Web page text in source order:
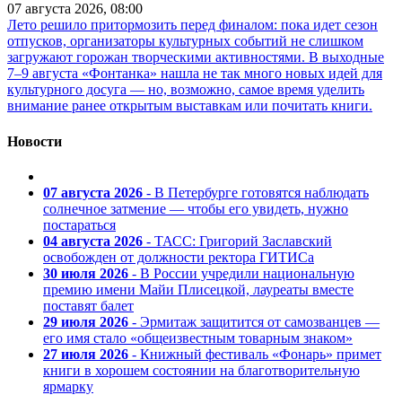
07 августа 2026, 08:00
Лето решило притормозить перед финалом: пока идет сезон
отпусков, организаторы культурных событий не слишком
загружают горожан творческими активностями. В выходные
7–9 августа «Фонтанка» нашла не так много новых идей для
культурного досуга — но, возможно, самое время уделить
внимание ранее открытым выставкам или почитать книги.
Новости
07 августа 2026 - В Петербурге готовятся наблюдать
солнечное затмение — чтобы его увидеть, нужно
постараться
04 августа 2026 - ТАСС: Григорий Заславский
освобожден от должности ректора ГИТИСа
30 июля 2026 - В России учредили национальную
премию имени Майи Плисецкой, лауреаты вместе
поставят балет
29 июля 2026 - Эрмитаж защитится от самозванцев —
его имя стало «общеизвестным товарным знаком»
27 июля 2026 - Книжный фестиваль «Фонарь» примет
книги в хорошем состоянии на благотворительную
ярмарку